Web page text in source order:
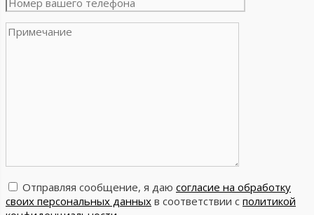
Отправляя сообщение, я даю согласие на обработку
своих персональных данных в соответствии с политикой